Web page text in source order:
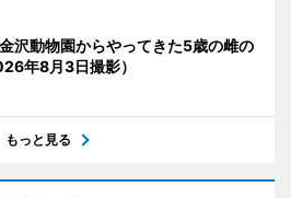
沢動物園からやってきた5歳の雌の
年8月3日撮影）
もっと見る